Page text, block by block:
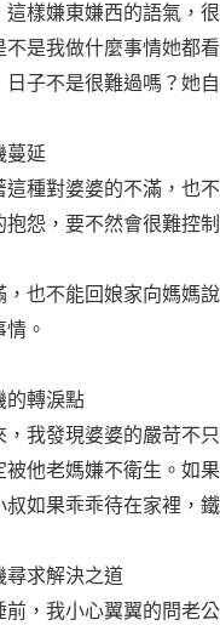
這樣嫌東嫌西的語氣，
不是我做什麼事情她都
日子不是很難過嗎？她
蔓延
這種對婆婆的不滿，也
抱怨，要不然會很難控
，也不能回娘家向媽媽
。
的轉淚點
，我發現婆婆的嚴苛不
被他老媽嫌不衛生。如
叔如果乖乖待在家裡，
尋求解決之道
前，我小心翼翼的問老